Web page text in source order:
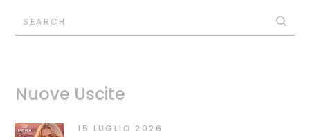
SEARCH
Nuove Uscite
15 LUGLIO 2026